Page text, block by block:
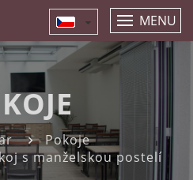
MENU
Pokoje
s manželskou postelí